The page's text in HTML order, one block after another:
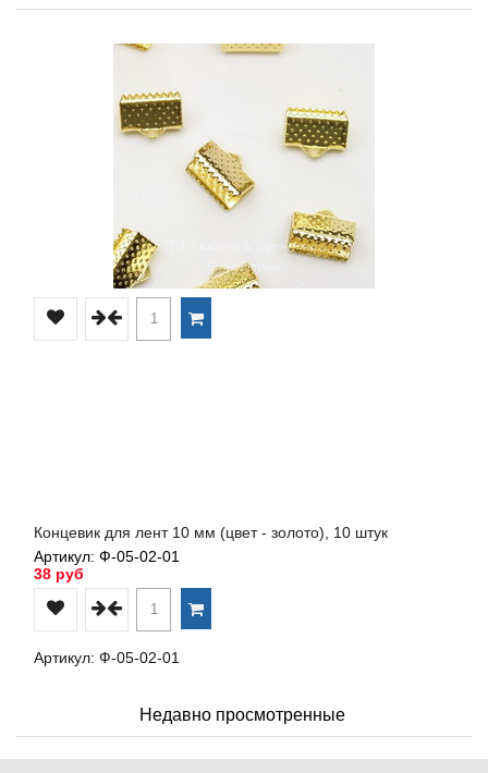
Концевик для лент 10 мм (цвет - золото), 10 штук
Артикул: Ф-05-02-01
38 руб
Артикул: Ф-05-02-01
Недавно просмотренные